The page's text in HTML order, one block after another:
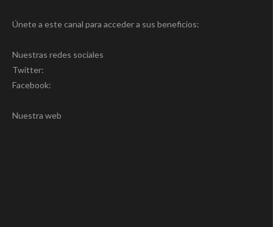
Únete a este canal para acceder a sus beneficios:
Nuestras redes sociales
Twitter:
Facebook:
Nuestra web